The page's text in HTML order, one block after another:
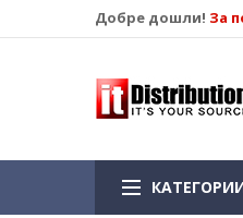
Добре дошли! За